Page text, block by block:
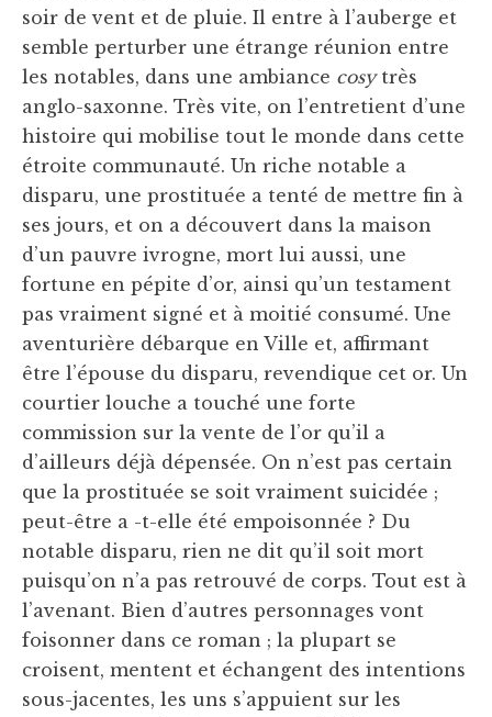
soir de vent et de pluie. Il entre à l’auberge et
semble perturber une étrange réunion entre
les notables, dans une ambiance cosytrès
anglo-saxonne. Très vite, on l’entretient d’une
histoire qui mobilise tout le monde dans cette
étroite communauté. Un riche notable a
disparu, une prostituée a tenté de mettre fin à
ses jours, et on a découvert dans la maison
d’un pauvre ivrogne, mort lui aussi, une
fortune en pépite d’or, ainsi qu’un testament
pas vraiment signé et à moitié consumé. Une
aventurière débarque en Ville et, affirmant
être l’épouse du disparu, revendique cet or. Un
courtier louche a touché une forte
commission sur la vente de l’or qu’il a
d’ailleurs déjà dépensée. On n’est pas certain
que la prostituée se soit vraiment suicidée ;
peut-être a -t-elle été empoisonnée ? Du
notable disparu, rien ne dit qu’il soit mort
puisqu’on n’a pas retrouvé de corps. Tout est à
l’avenant. Bien d’autres personnages vont
foisonner dans ce roman ; la plupart se
croisent, mentent et échangent des intentions
sous-jacentes, les uns s’appuient sur les